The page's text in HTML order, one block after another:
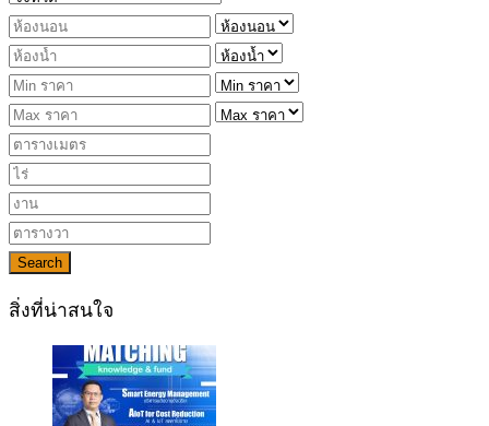
Search
สิ่งที่น่าสนใจ